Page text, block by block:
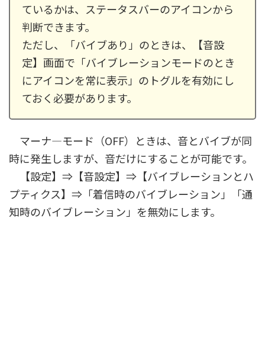
ているかは、ステータスバーのアイコンから
判断できます。
ただし、「バイブあり」のときは、【音設
定】画面で「バイブレーションモードのとき
にアイコンを常に表示」のトグルを有効にし
ておく必要があります。
マーナ―モード（OFF）ときは、音とバイブが同
時に発生しますが、音だけにすることが可能です。
【設定】⇒【音設定】⇒【バイブレーションとハ
プティクス】⇒「着信時のバイブレーション」「通
知時のバイブレーション」を無効にします。